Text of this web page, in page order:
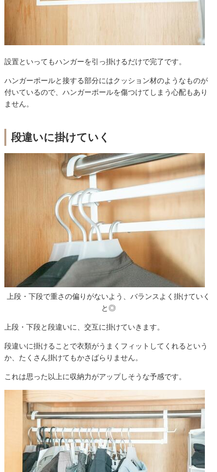
設置といってもハンガーを引っ掛けるだけで完了です。
ハンガーポールと接する部分にはクッション材のようなものが
付いているので、ハンガーポールを傷つけてしまう心配もあり
ません。
段違いに掛けていく
上段・下段で重さの偏りがないよう、バランスよく掛けていく
と◎
上段・下段と段違いに、交互に掛けていきます。
段違いに掛けることで衣類がうまくフィットしてくれるという
か、たくさん掛けてもかさばらりません。
これは思った以上に収納力がアップしそうな予感です。